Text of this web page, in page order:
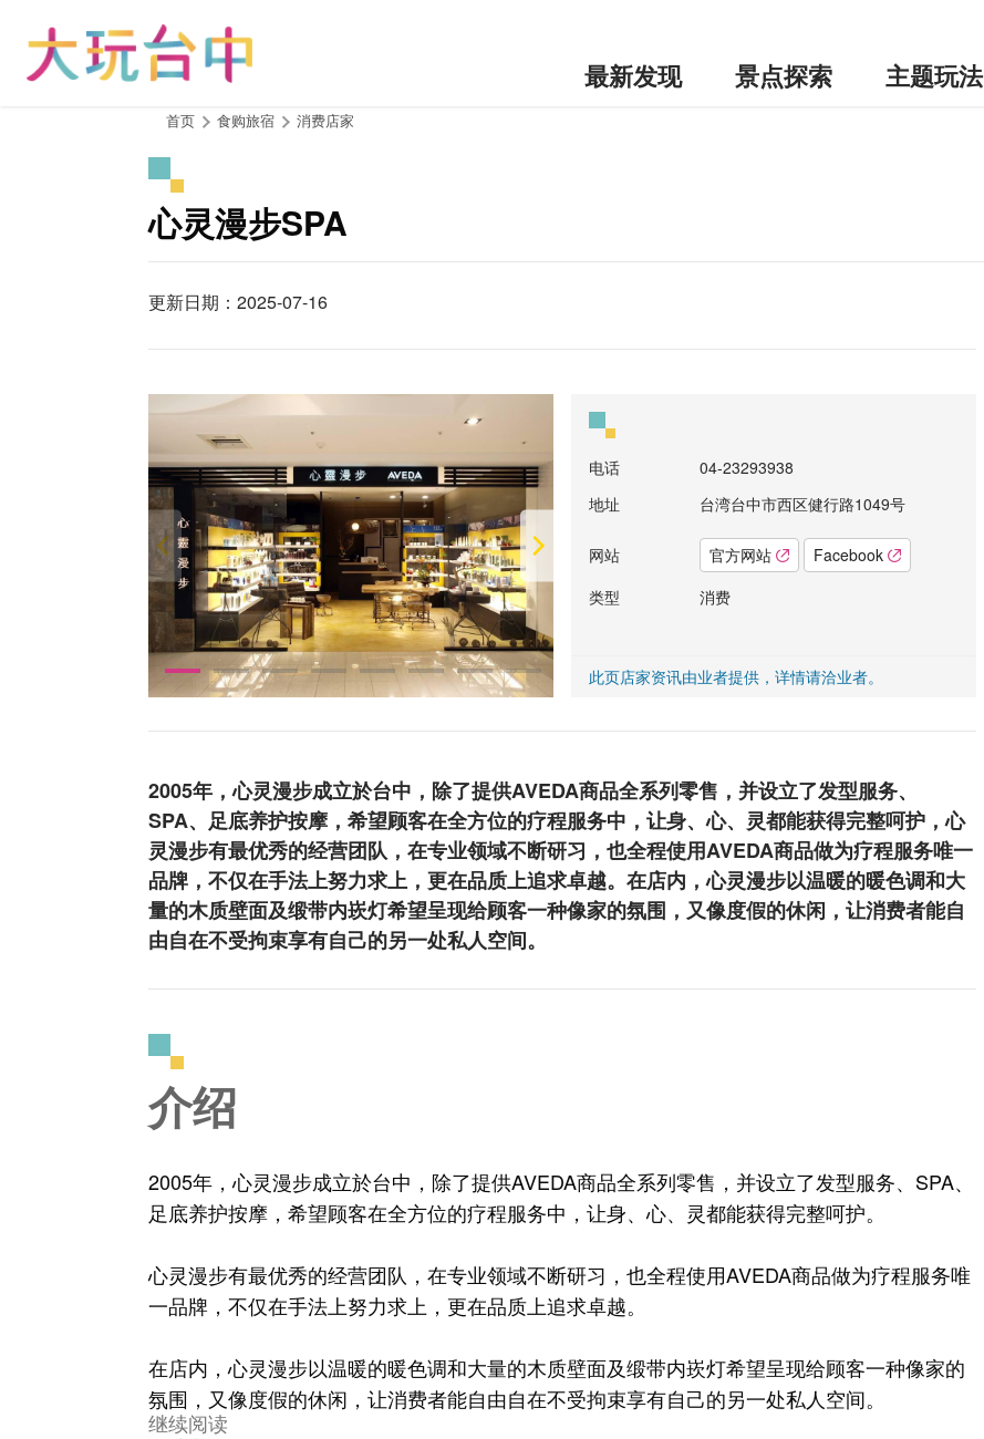
最新发现 景点探索 主题玩法
首页 食购旅宿 消费店家
心灵漫步SPA
更新日期：2025-07-16
电话
04-23293938
地址
台湾台中市西区健行路1049号
网站 官方网站
Facebook
类型
消费
此页店家资讯由业者提供，详情请洽业者。
2005年，心灵漫步成立於台中，除了提供AVEDA商品全系列零售，并设立了发型服务、
SPA、足底养护按摩，希望顾客在全方位的疗程服务中，让身、心、灵都能获得完整呵护，心
灵漫步有最优秀的经营团队，在专业领域不断研习，也全程使用AVEDA商品做为疗程服务唯一
品牌，不仅在手法上努力求上，更在品质上追求卓越。在店内，心灵漫步以温暖的暖色调和大
量的木质壁面及缎带内崁灯希望呈现给顾客一种像家的氛围，又像度假的休闲，让消费者能自
由自在不受拘束享有自己的另一处私人空间。
介绍
2005年，心灵漫步成立於台中，除了提供AVEDA商品全系列零售，并设立了发型服务、SPA、
足底养护按摩，希望顾客在全方位的疗程服务中，让身、心、灵都能获得完整呵护。
心灵漫步有最优秀的经营团队，在专业领域不断研习，也全程使用AVEDA商品做为疗程服务唯
一品牌，不仅在手法上努力求上，更在品质上追求卓越。
在店内，心灵漫步以温暖的暖色调和大量的木质壁面及缎带内崁灯希望呈现给顾客一种像家的
氛围，又像度假的休闲，让消费者能自由自在不受拘束享有自己的另一处私人空间。
继续阅读